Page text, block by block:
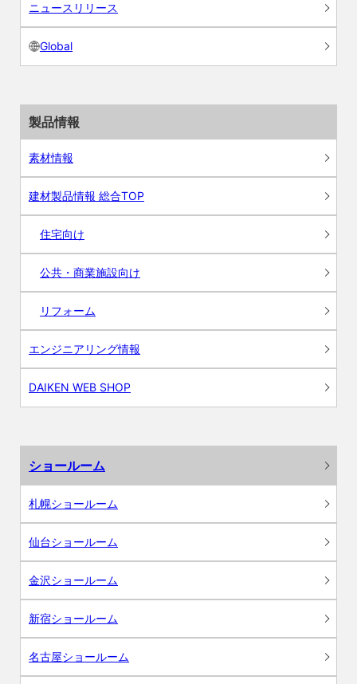
ニュースリリース
Global
製品情報
素材情報
建材製品情報 総合TOP
住宅向け
公共・商業施設向け
リフォーム
エンジニアリング情報
DAIKEN WEB SHOP
ショールーム
札幌ショールーム
仙台ショールーム
金沢ショールーム
新宿ショールーム
名古屋ショールーム